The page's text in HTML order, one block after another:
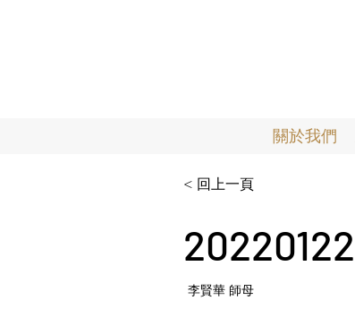
關於我們
< 回上一頁
李賢華 師母